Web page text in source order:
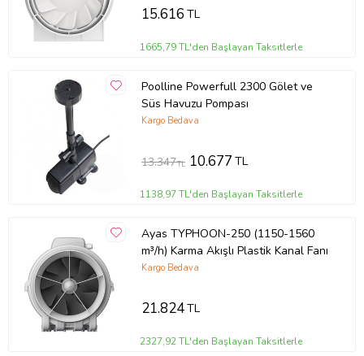
15.616TL
1665,79 TL'den Başlayan Taksitlerle
Poolline Powerfull 2300 Gölet ve
Süs Havuzu Pompası
Kargo Bedava
13.347TL 10.677TL
1138,97 TL'den Başlayan Taksitlerle
Ayas TYPHOON-250 (1150-1560
m³/h) Karma Akışlı Plastik Kanal Fanı
Kargo Bedava
21.824TL
2327,92 TL'den Başlayan Taksitlerle